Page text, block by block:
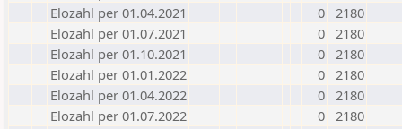
Elozahl per 01.04.2021
0 2180
Elozahl per 01.07.2021
0 2180
Elozahl per 01.10.2021
0 2180
Elozahl per 01.01.2022
0 2180
Elozahl per 01.04.2022
0 2180
Elozahl per 01.07.2022
0 2180